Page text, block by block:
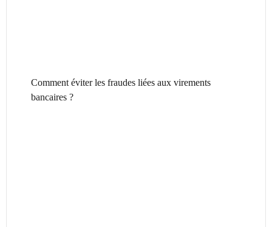
Comment éviter les fraudes liées aux virements
bancaires ?